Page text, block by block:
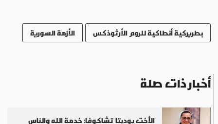
بطريركية أنطاكية للروم الأرثوذكس الأزمة السورية
أخبار ذات صلة
الأخت يوديتا تشاكوفا: خدمة الله والناس